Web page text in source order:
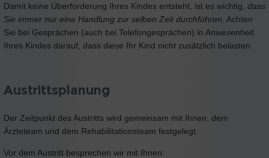
Damit keine Überforderung Ihres Kindes entsteht, ist es wichtig, dass
Sie immer nur eine Handlung zur selben Zeit durchführen . Achten
Sie bei Gesprächen (auch bei Telefongesprächen) in Anwesenheit
Ihres Kindes darauf, dass diese Ihr Kind nicht zusätzlich belasten.
Austrittsplanung
Der Zeitpunkt des Austritts wird gemeinsam mit Ihnen, dem
Ärzteteam und dem Rehabilitationsteam festgelegt.
Vor dem Austritt besprechen wir mit Ihnen: